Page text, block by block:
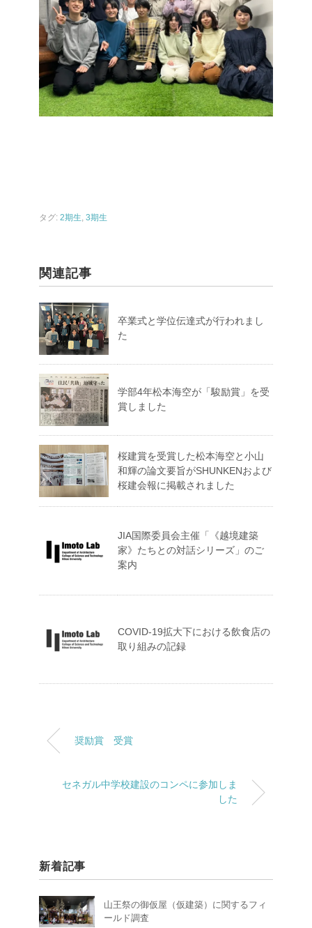
タグ: 2期生 3期生
関連記事
卒業式と学位伝達式が行われまし
た
学部4年松本海空が「駿励賞」を受
賞しました
桜建賞を受賞した松本海空と小山
和輝の論文要旨がSHUNKENおよび
桜建会報に掲載されました
JIA国際委員会主催「《越境建築
家》たちとの対話シリーズ」のご
案内
COVID-19拡大下における飲食店の
取り組みの記録
奨励賞 受賞
セネガル中学校建設のコンペに参加しま
した
新着記事
山王祭の御仮屋（仮建築）に関するフィ
ールド調査